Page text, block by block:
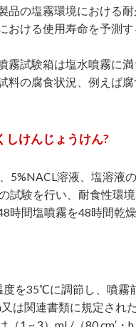
品の塩霧環境における
おける使用寿命を予測
霧試験箱は塩水噴霧に
料の腐食状況、例えば
しけんじょうけん?
溶液、塩溶液の
試験を行い、耐食性環
時間塩噴霧を48時間乾
度を35℃に調節し、噴霧
は関連書類に規定され